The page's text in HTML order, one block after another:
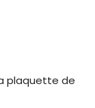
plaquette de